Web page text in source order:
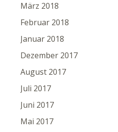
März 2018
Februar 2018
Januar 2018
Dezember 2017
August 2017
Juli 2017
Juni 2017
Mai 2017